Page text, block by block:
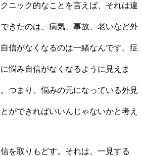
ニック的なことを言えば、それは違
きたのは、病気、事故、老いなど外
信がなくなるのは一緒なんです。症
悩み自信がなくなるように見えま
つまり、悩みの元になっている外見
ができればいいんじゃないかと考え
を取りもどす。それは、一見する